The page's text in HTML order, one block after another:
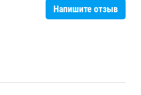
Напишите отзыв